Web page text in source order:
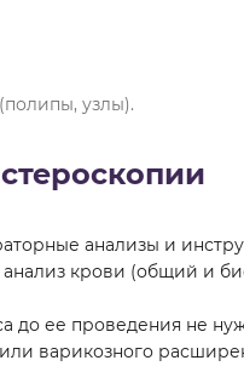
узлы).
анализы и
анализ крови (общий и
до ее проведения не
варикозного